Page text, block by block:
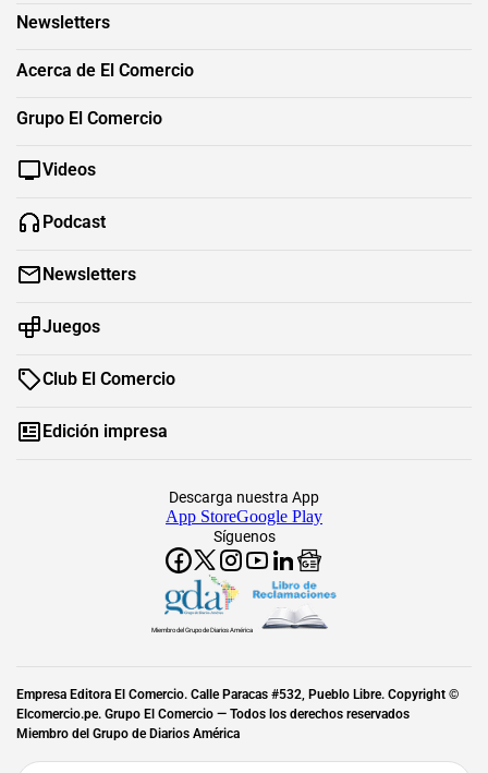
Newsletters
Acerca de El Comercio
Grupo El Comercio
Videos
Podcast
Newsletters
Juegos
Club El Comercio
Edición impresa
Síguenos
Descarga nuestra App
App StoreGoogle Play
Miembro del Grupo de Diarios América
Empresa Editora El Comercio. Calle Paracas #532, Pueblo Libre. Copyright ©
Elcomercio.pe. Grupo El Comercio — Todos los derechos reservados
Miembro del Grupo de Diarios América